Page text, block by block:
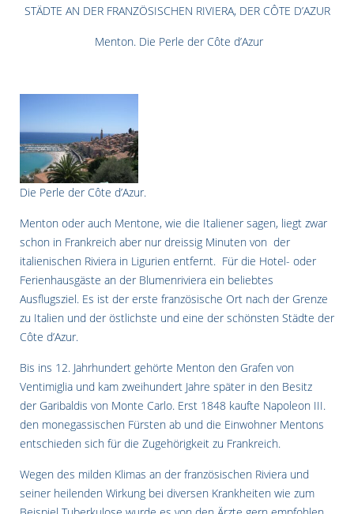
STÄDTE AN DER FRANZÖSISCHEN RIVIERA, DER CÔTE D’AZUR
Menton. Die Perle der Côte d’Azur
Die Perle der Côte d’Azur.
Menton oder auch Mentone, wie die Italiener sagen, liegt zwar
schon in Frankreich aber nur dreissig Minuten von der
italienischen Riviera in Ligurien entfernt. Für die Hotel- oder
Ferienhausgäste an der Blumenriviera ein beliebtes
Ausflugsziel. Es ist der erste französische Ort nach der Grenze
zu Italien und der östlichste und eine der schönsten Städte der
Côte d’Azur.
Bis ins 12. Jahrhundert gehörte Menton den Grafen von
Ventimiglia und kam zweihundert Jahre später in den Besitz
der Garibaldis von Monte Carlo. Erst 1848 kaufte Napoleon III.
den monegassischen Fürsten ab und die Einwohner Mentons
entschieden sich für die Zugehörigkeit zu Frankreich.
Wegen des milden Klimas an der französischen Riviera und
seiner heilenden Wirkung bei diversen Krankheiten wie zum